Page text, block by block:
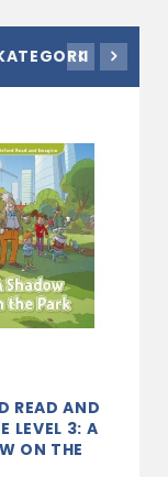
READ AND
LEVEL 3: A
ON THE